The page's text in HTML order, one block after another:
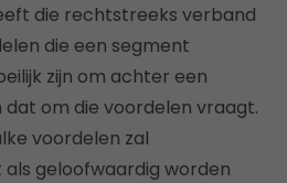
die rechtstreeks verband
die een segment
zijn om achter een
om die voordelen vraagt.
voordelen zal
geloofwaardig worden